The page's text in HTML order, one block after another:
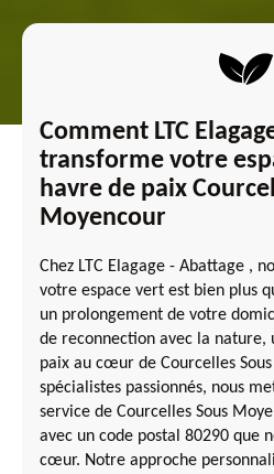
Comment LTC
transforme votre
havre de paix
Moyencour
Chez LTC Elagage - Abattage ,
votre espace vert est bien plus
un prolongement de votre
de reconnection avec la nature,
paix au cœur de Courcelles
spécialistes passionnés, nous
service de Courcelles Sous
avec un code postal 80290 que
cœur. Notre approche